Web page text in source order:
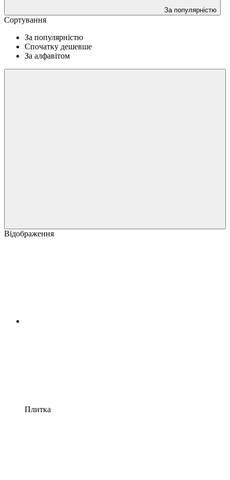
За популярністю
Сортування
За популярністю
Спочатку дешевше
За алфавітом
Відображення
Плитка